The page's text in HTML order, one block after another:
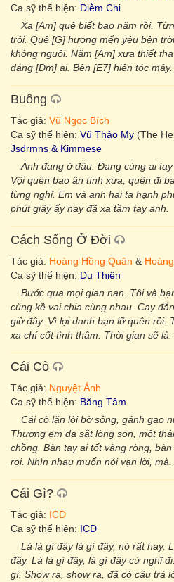
Ca sỹ thể hiện: Diễm Chi
Xa [Am] quê biết bao năm rồi.
trôi. Quê [G] hương mến yêu bên
không nguôi. Năm [Am] xưa thiết
dáng [Dm] ai. Bên [E7] hiên tóc mây.
Buông
Tác giả: Vũ Ngọc Bích
Ca sỹ thể hiện: Vũ Thảo My (The
Jsdrmns & Kimmese
Anh đang ở đâu. Đang cùng ai
Vội quên bao ân tình xưa, quên đi
từng nghĩ. Em và anh hai ta hạnh
phút giây ấy nay đã xa tầm tay anh.
Cách Sống Ở Đời
Tác giả: Hoàng Hồng Quân &
Ca sỹ thể hiện: Du Thiên
Bước qua mọi gian nan. Tôi và
cùng kề vai chia cùng nhau. Cay
giờ đây. Vì lợi danh bạn lỡ quên rồi.
xa chí cốt tình thâm. Thời gian sẽ là.
Cái Cò
Tác giả: Nguyệt Ánh
Ca sỹ thể hiện: Băng Tâm
Cái cò lặn lội bờ sông, gánh gạo
Thương em dạ sắt lòng son, một
chồng. Bàn tay ai tốt vàng ròng,
rơi. Nhìn nhau muốn nói vạn lời, mà.
Cái Gì?
Tác giả: ICD
Ca sỹ thể hiện: ICD
Là là gì đây là gì đây, nó rất hay.
đầy. Là là gì đây, là gì đây cứ nghĩ
gì. Show ra, show ra, đã có câu trả